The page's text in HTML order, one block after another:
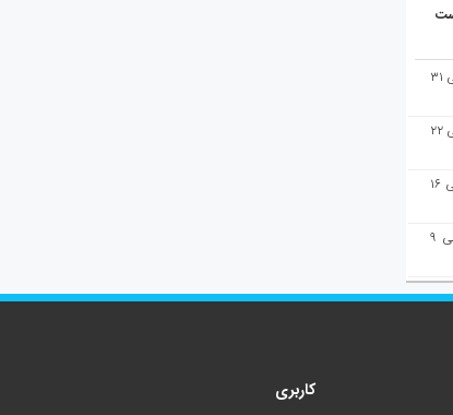
هفته‌نامه مهاجرت/پاسخ به سوالات مهاجرتی ۳۱
هفته‌نامه مهاجرت/پاسخ به سوالات مهاجرتی ۲۲
هفته‌نامه مهاجرت/پاسخ به سوالات مهاجرتی ۱۶
هفته‌نامه مهاجرت/پاسخ به سوالات مهاجرتی ۹
کاربری